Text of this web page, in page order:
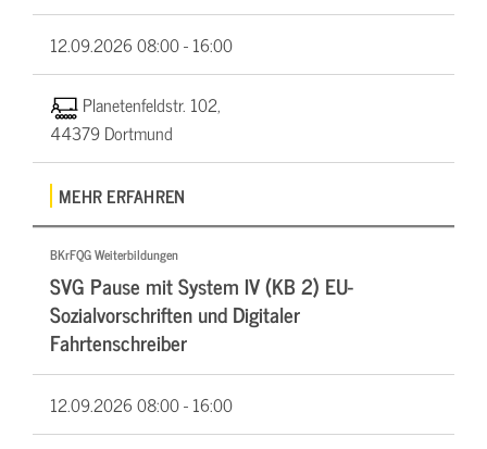
12.09.202608:00 - 16:00
Planetenfeldstr. 102,
44379 Dortmund
MEHR ERFAHREN
BKrFQG Weiterbildungen
SVG Pause mit System IV (KB 2) EU-
Sozialvorschriften und Digitaler
Fahrtenschreiber
12.09.202608:00 - 16:00